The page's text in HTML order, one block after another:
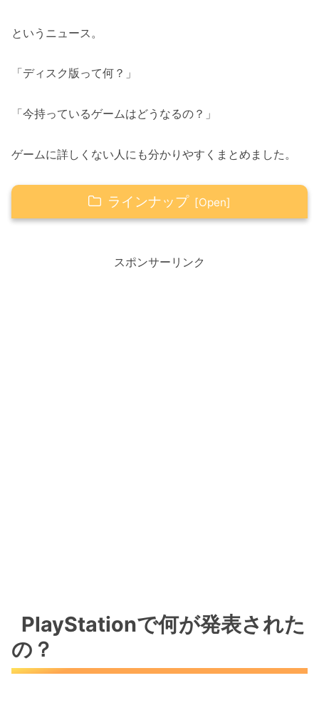
というニュース。
「ディスク版って何？」
「今持っているゲームはどうなるの？」
ゲームに詳しくない人にも分かりやすくまとめました。
ラインナップ
「ディスク版終了」ってどういうこと？
スポンサーリンク
PlayStationで何が発表された
の？